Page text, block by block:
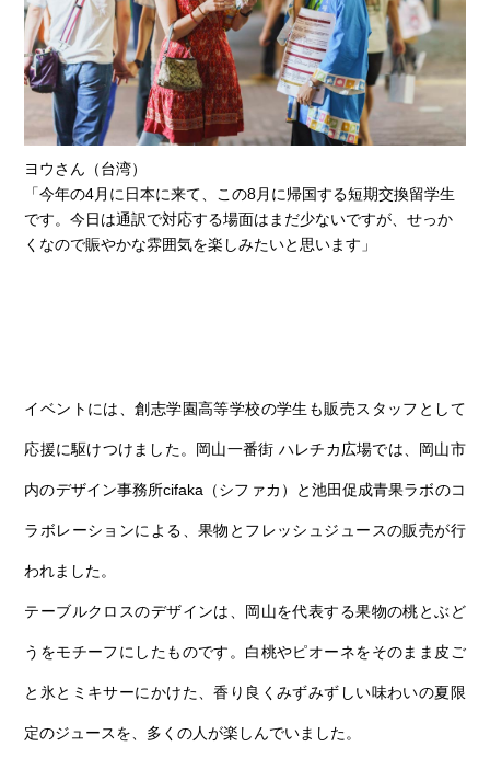
ヨウさん（台湾）
「今年の4月に日本に来て、この8月に帰国する短期交換留学生
です。今日は通訳で対応する場面はまだ少ないですが、せっか
くなので賑やかな雰囲気を楽しみたいと思います」
イベントには、創志学園高等学校の学生も販売スタッフとして
応援に駆けつけました。岡山一番街 ハレチカ広場では、岡山市
内のデザイン事務所cifaka（シファカ）と池田促成青果ラボのコ
ラボレーションによる、果物とフレッシュジュースの販売が行
われました。
テーブルクロスのデザインは、岡山を代表する果物の桃とぶど
うをモチーフにしたものです。白桃やピオーネをそのまま皮ご
と氷とミキサーにかけた、香り良くみずみずしい味わいの夏限
定のジュースを、多くの人が楽しんでいました。